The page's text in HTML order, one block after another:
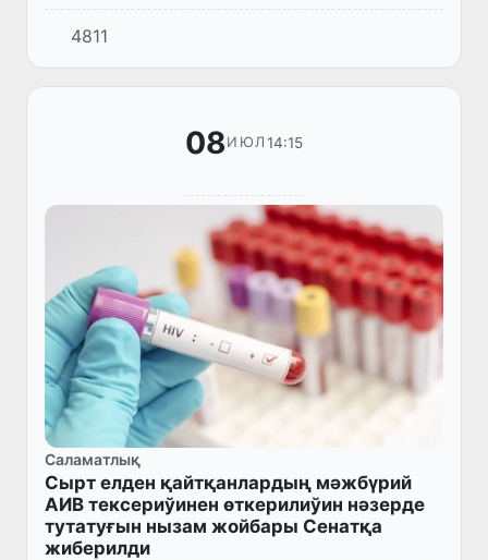
тәртипти сақлаў ҳәм ҳуқықбузарлықлардың
алдын алыўға байланыслы нызам жойбары
биринши оқыўда көрип шығылды.
4811
08ИЮЛ 14:15
Саламатлық
Сырт елден қайтқанлардың мәжбүрий
АИВ тексериўинен өткерилиўин нәзерде
тутатуғын нызам жойбары Сенатқа
жиберилди